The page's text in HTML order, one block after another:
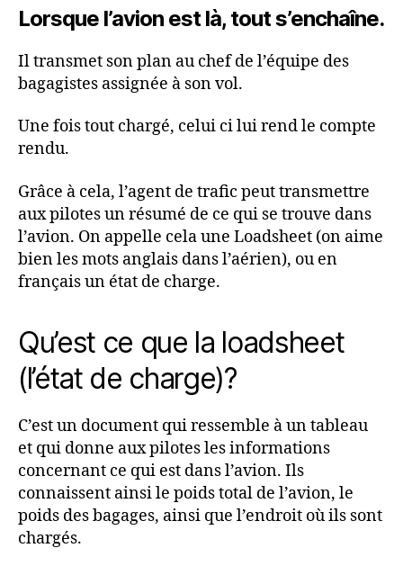
Lorsque l’avion est là, tout s’enchaîne.
Il transmet son plan au chef de l’équipe des
bagagistes assignée à son vol.
Une fois tout chargé, celui ci lui rend le compte
rendu.
Grâce à cela, l’agent de trafic peut transmettre
aux pilotes un résumé de ce qui se trouve dans
l’avion. On appelle cela une Loadsheet (on aime
bien les mots anglais dans l’aérien), ou en
français un état de charge.
Qu’est ce que la loadsheet
(l’état de charge)?
C’est un document qui ressemble à un tableau
et qui donne aux pilotes les informations
concernant ce qui est dans l’avion. Ils
connaissent ainsi le poids total de l’avion, le
poids des bagages, ainsi que l’endroit où ils sont
chargés.